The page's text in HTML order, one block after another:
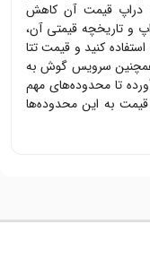
دراپ قیمت آن کاهش
و تاریخچه قیمتی آن،
کنید و قیمتتتا
همچنین سرویس گوش به
تا محدوده‌های مهم
به این محدوده‌ها